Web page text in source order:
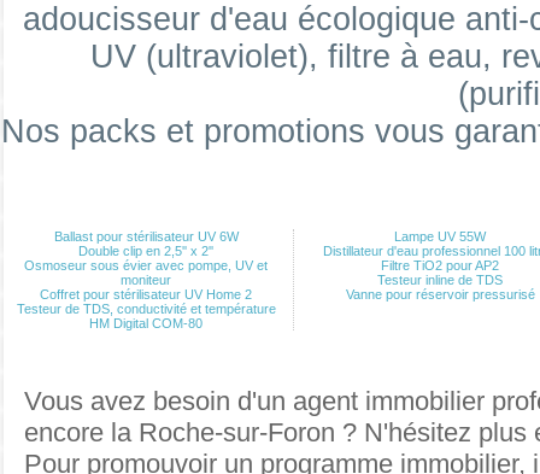
adoucisseur d'eau écologique
UV (ultraviolet), filtre à eau,
Nos packs et promotions vous
Ballast pour stérilisateur UV 6W
Double clip en 2,5'' x 2''
Osmoseur sous évier avec pompe, UV et
moniteur
Coffret pour stérilisateur UV Home 2
Testeur de TDS, conductivité et température
HM Digital COM-80
Lampe UV 55W
Distillateur d'eau professionnel 100
Filtre TiO2 pour AP2
Testeur inline de TDS
Vanne pour réservoir pressurisé
Vous avez besoin d'un agent immobilier
encore la Roche-sur-Foron ? N'hésitez
Pour promouvoir un programme immobilier,